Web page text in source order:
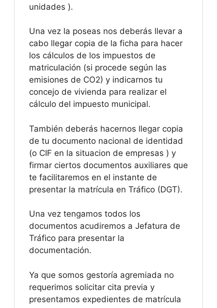
unidades ).
Una vez la poseas nos deberás llevar a
cabo llegar copia de la ficha para hacer
los cálculos de los impuestos de
matriculación (si procede según las
emisiones de CO2) y indicarnos tu
concejo de vivienda para realizar el
cálculo del impuesto municipal.
También deberás hacernos llegar copia
de tu documento nacional de identidad
(o CIF en la situacion de empresas ) y
firmar ciertos documentos auxiliares que
te facilitaremos en el instante de
presentar la matrícula en Tráfico (DGT).
Una vez tengamos todos los
documentos acudiremos a Jefatura de
Tráfico para presentar la
documentación.
Ya que somos gestoría agremiada no
requerimos solicitar cita previa y
presentamos expedientes de matrícula